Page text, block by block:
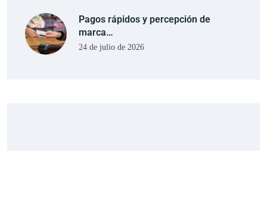
Pagos rápidos y percepción de
marca…
24 de julio de 2026